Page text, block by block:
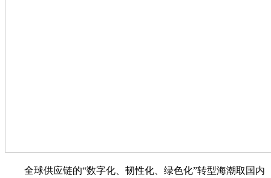
全球供应链的“数字化、韧性化、绿色化”转型海潮取国内